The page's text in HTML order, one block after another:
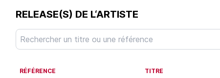
RELEASE(S) DE L‘ARTISTE
RÉFÉRENCE TITRE